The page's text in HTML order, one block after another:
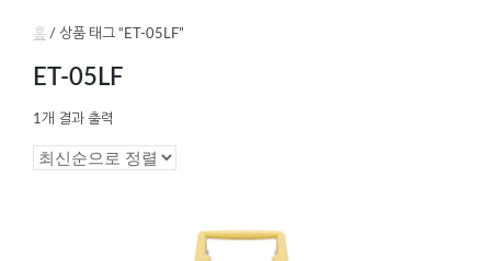
홈 / 상품 태그 “ET-05LF”
ET-05LF
1개 결과 출력